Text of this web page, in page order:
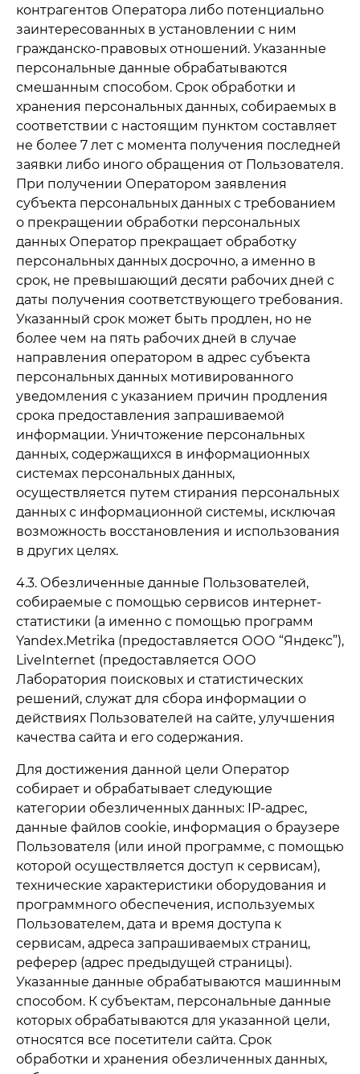
контрагентов Оператора либо потенциально
заинтересованных в установлении с ним
гражданско-правовых отношений. Указанные
персональные данные обрабатываются
смешанным способом. Срок обработки и
хранения персональных данных, собираемых в
соответствии с настоящим пунктом составляет
не более 7 лет с момента получения последней
заявки либо иного обращения от Пользователя.
При получении Оператором заявления
субъекта персональных данных с требованием
о прекращении обработки персональных
данных Оператор прекращает обработку
персональных данных досрочно, а именно в
срок, не превышающий десяти рабочих дней с
даты получения соответствующего требования.
Указанный срок может быть продлен, но не
более чем на пять рабочих дней в случае
направления оператором в адрес субъекта
персональных данных мотивированного
уведомления с указанием причин продления
срока предоставления запрашиваемой
информации. Уничтожение персональных
данных, содержащихся в информационных
системах персональных данных,
осуществляется путем стирания персональных
данных с информационной системы, исключая
возможность восстановления и использования
в других целях.
4.3. Обезличенные данные Пользователей,
собираемые с помощью сервисов интернет-
статистики (а именно с помощью программ
Yandex.Metrika (предоставляется ООО “Яндекс”),
LiveInternet (предоставляется ООО
Лаборатория поисковых и статистических
решений, служат для сбора информации о
действиях Пользователей на сайте, улучшения
качества сайта и его содержания.
Для достижения данной цели Оператор
собирает и обрабатывает следующие
категории обезличенных данных: IP-адрес,
данные файлов cookie, информация о браузере
Пользователя (или иной программе, с помощью
которой осуществляется доступ к сервисам),
технические характеристики оборудования и
программного обеспечения, используемых
Пользователем, дата и время доступа к
сервисам, адреса запрашиваемых страниц,
реферер (адрес предыдущей страницы).
Указанные данные обрабатываются машинным
способом. К субъектам, персональные данные
которых обрабатываются для указанной цели,
относятся все посетители сайта. Срок
обработки и хранения обезличенных данных,